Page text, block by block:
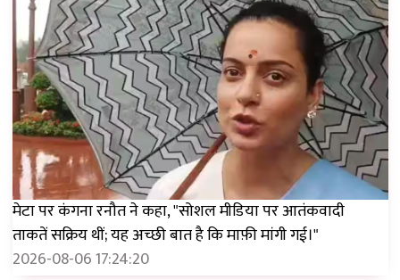
मेटा पर कंगना रनौत ने कहा, "सोशल मीडिया पर आतंकवादी
ताकतें सक्रिय थीं; यह अच्छी बात है कि माफ़ी मांगी गई।"
2026-08-06 17:24:20